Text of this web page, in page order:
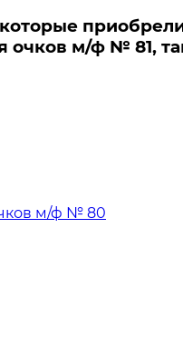
очков м/ф № 81,
м/ф № 80